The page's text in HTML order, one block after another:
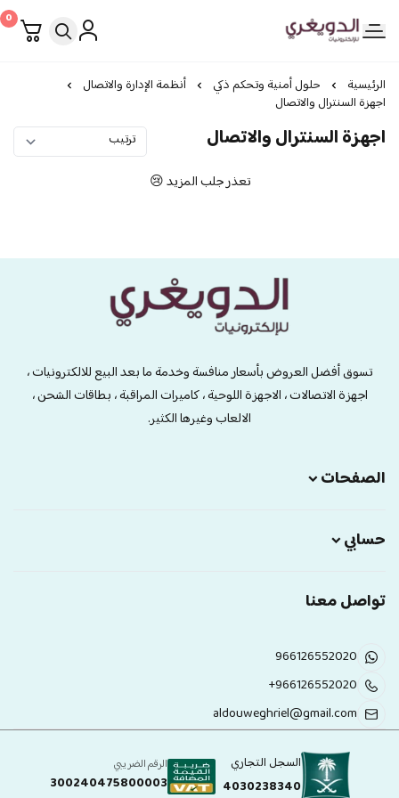
الدويغري • للإلكترونيات
0
الرئيسية حلول أمنية وتحكم ذكي
أنظمة الإدارة والاتصال
اجهزة السنترال والاتصال
اجهزة السنترال والاتصال
تعذر جلب المزيد 😢
تسوق أفضل العروض بأسعار منافسة وخدمة ما بعد البيع للالكترونيات ،
اجهزة الاتصالات ، الاجهزة اللوحية ، كاميرات المراقبة ، بطاقات الشحن ،
الالعاب وغيرها الكثير.
الصفحات
حسابي
تواصل معنا
966126552020
+966126552020
aldouweghriel@gmail.com
السجل التجاري
4030238340
الرقم الضريبي
300240475800003